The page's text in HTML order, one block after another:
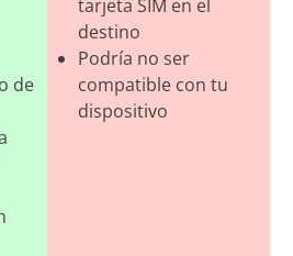
de
tarjeta SIM en el
destino
Podría no ser
compatible con tu
dispositivo